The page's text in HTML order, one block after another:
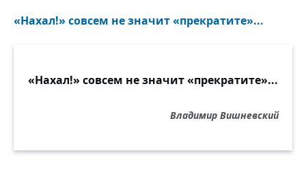
«Нахал!» совсем не значит «прекратите»...
«Нахал!» совсем не значит «прекратите»...
Владимир Вишневский